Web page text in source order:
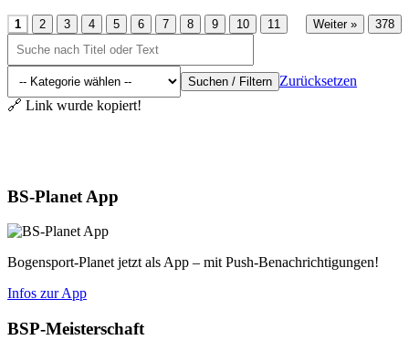
1 2 3 4 5 6 7 8 9 10 11 Weiter » 378
Suchen / Filtern Zurücksetzen
🔗 Link wurde kopiert!
BS-Planet App
Bogensport-Planet jetzt als App – mit Push-Benachrichtigungen!
Infos zur App
BSP-Meisterschaft